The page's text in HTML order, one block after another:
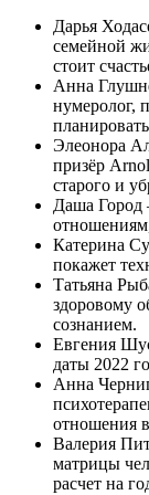
Дарья
семейной
стоит
Анна
нумеролог,
Элеонора
призёр
старого и
Даша Город
Катерина
покажет
Татьяна
здоровому
сознанием.
Евгения
даты 2022
Анна
отношения
Валерия
матрицы
расчет на